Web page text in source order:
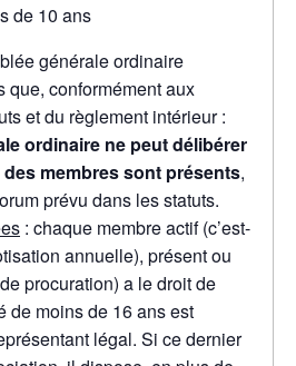
de 10 ans
générale ordinaire
que, conformément aux
et du règlement intérieur :
ordinaire ne peut délibérer
membres sont présents,
prévu dans les statuts.
: chaque membre actif (c’est-
annuelle), présent ou
procuration) a le droit de
de moins de 16 ans est
légal. Si ce dernier